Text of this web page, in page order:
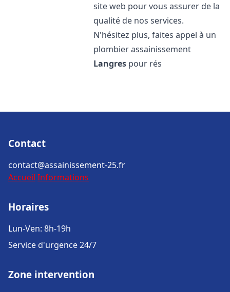
site web pour vous assurer de la
qualité de nos services.
N'hésitez plus, faites appel à un
plombier assainissement
Langres pour rés
Contact
contact@assainissement-25.fr
Accueil Informations
Horaires
Lun-Ven: 8h-19h
Service d'urgence 24/7
Zone intervention